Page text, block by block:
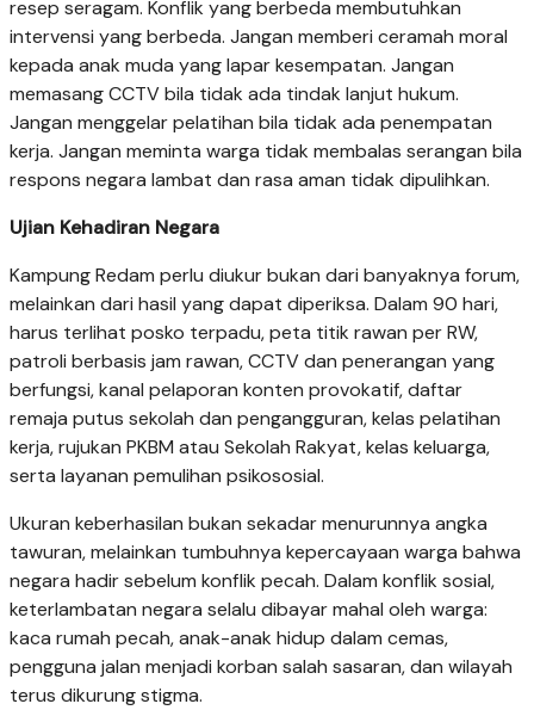
resep seragam. Konflik yang berbeda membutuhkan
intervensi yang berbeda. Jangan memberi ceramah moral
kepada anak muda yang lapar kesempatan. Jangan
memasang CCTV bila tidak ada tindak lanjut hukum.
Jangan menggelar pelatihan bila tidak ada penempatan
kerja. Jangan meminta warga tidak membalas serangan bila
respons negara lambat dan rasa aman tidak dipulihkan.
Ujian Kehadiran Negara
Kampung Redam perlu diukur bukan dari banyaknya forum,
melainkan dari hasil yang dapat diperiksa. Dalam 90 hari,
harus terlihat posko terpadu, peta titik rawan per RW,
patroli berbasis jam rawan, CCTV dan penerangan yang
berfungsi, kanal pelaporan konten provokatif, daftar
remaja putus sekolah dan pengangguran, kelas pelatihan
kerja, rujukan PKBM atau Sekolah Rakyat, kelas keluarga,
serta layanan pemulihan psikososial.
Ukuran keberhasilan bukan sekadar menurunnya angka
tawuran, melainkan tumbuhnya kepercayaan warga bahwa
negara hadir sebelum konflik pecah. Dalam konflik sosial,
keterlambatan negara selalu dibayar mahal oleh warga:
kaca rumah pecah, anak-anak hidup dalam cemas,
pengguna jalan menjadi korban salah sasaran, dan wilayah
terus dikurung stigma.